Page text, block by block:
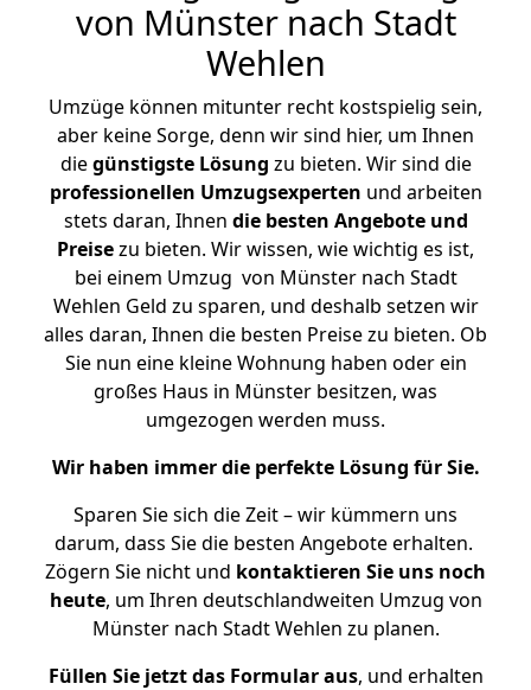
von Münster nach Stadt
Wehlen
Umzüge können mitunter recht kostspielig sein,
aber keine Sorge, denn wir sind hier, um Ihnen
diegünstigste Lösung zu bieten. Wir sind die
professionellen Umzugsexperten und arbeiten
stets daran, Ihnen die besten Angebote und
Preisezu bieten. Wir wissen, wie wichtig es ist,
bei einem Umzug von Münster nach Stadt
Wehlen Geld zu sparen, und deshalb setzen wir
alles daran, Ihnen die besten Preise zu bieten. Ob
Sie nun eine kleine Wohnung haben oder ein
großes Haus in Münster besitzen, was
umgezogen werden muss.
Wir haben immer die perfekte Lösung für Sie.
Sparen Sie sich die Zeit – wir kümmern uns
darum, dass Sie die besten Angebote erhalten.
Zögern Sie nicht und kontaktieren Sie uns noch
heute, um Ihren deutschlandweiten Umzug von
Münster nach Stadt Wehlen zu planen.
Füllen Sie jetzt das Formular aus, und erhalten